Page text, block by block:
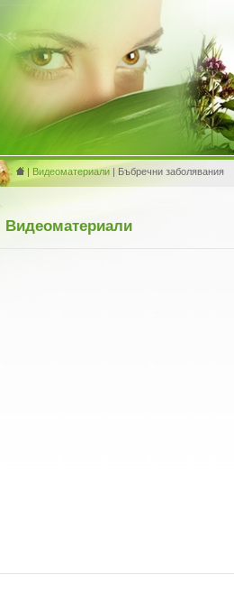
|Видеоматериали | Бъбречни заболявания
Видеоматериали